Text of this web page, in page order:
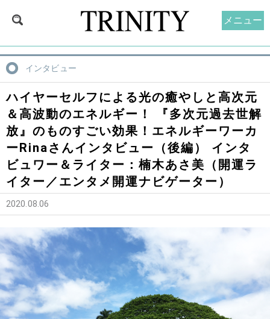
インタビュー
ハイヤーセルフによる光の癒やしと高次元
＆高波動のエネルギー！ 『多次元過去世解
放』のものすごい効果！エネルギーワーカ
ーRinaさんインタビュー（後編） インタ
ビュワー＆ライター：楠木あさ美（開運ラ
イター／エンタメ開運ナビゲーター）
2020.08.06
メニュー